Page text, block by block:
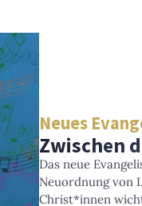
Neues
Zwischen
Das neue
Neuordnung von
Christ*innen